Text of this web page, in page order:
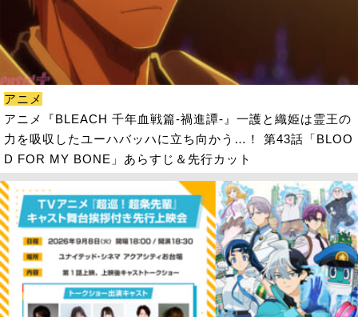
アニメ
アニメ『BLEACH 千年血戦篇-禍進譚-』一護と織姫は霊王の
力を吸収したユーハバッハに立ち向かう…！ 第43話「BLOO
D FOR MY BONE」あらすじ＆先行カット